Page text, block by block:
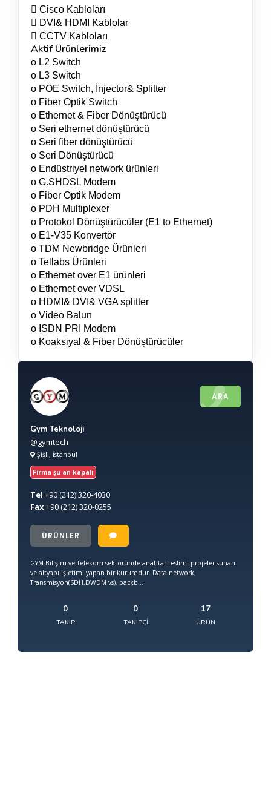
 Cisco Kabloları
 DVI& HDMI Kablolar
 CCTV Kabloları
Aktif Ürünlerimiz
o L2 Switch
o L3 Switch
o POE Switch, İnjector& Splitter
o Fiber Optik Switch
o Ethernet & Fiber Dönüştürücü
o Seri ethernet dönüştürücü
o Seri fiber dönüştürücü
o Seri Dönüştürücü
o Endüstriyel network ürünleri
o G.SHDSL Modem
o Fiber Optik Modem
o PDH Multiplexer
o Protokol Dönüştürücüler (E1 to Ethernet)
o E1-V35 Konvertör
o TDM Newbridge Ürünleri
o Tellabs Ürünleri
o Ethernet over E1 ürünleri
o Ethernet over VDSL
o HDMI& DVI& VGA splitter
o Video Balun
o ISDN PRI Modem
o Koaksiyal & Fiber Dönüştürücüler
ARA
Gym Teknoloji
@gymtech
Şişli, İstanbul
Firma şu an kapalı
Tel +90(212) 320-4030
Fax+90(212) 320-0255
ÜRÜNLER
GYM Bilişim ve Telekom sektöründe anahtar teslimi projeler sunan
ve altyapı işletimi yapan bir kurumdur. Data network,
Transmisyon(SDH,DWDM vs), backb...
0
TAKIP
0
TAKIPÇI
17
ÜRÜN